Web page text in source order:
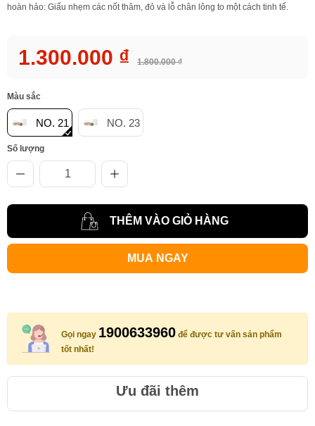
hoàn hảo: Giấu nhẹm các nốt thâm, đỏ và lỗ chân lông to một cách tinh tế.
1.300.000 ₫ 1.800.000 ₫
Màu sắc
NO. 21 NO. 23
Số lượng
THÊM VÀO GIỎ HÀNG
MUA NGAY
Gọi ngay 1900633960 để được tư vấn sản phẩm
tốt nhất!
Ưu đãi thêm